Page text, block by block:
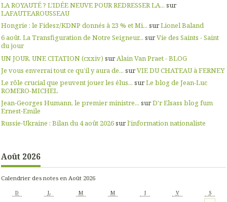
LA ROYAUTÉ ? L'IDÉE NEUVE POUR REDRESSER LA... sur
LAFAUTEAROUSSEAU
Hongrie : le Fidesz/KDNP donnés à 23 % et Mi... surLionel Baland
6 août. La Transfiguration de Notre Seigneur... surVie des Saints - Saint
du jour
UN JOUR, UNE CITATION (cxxiv) sur Alain Van Praet - BLOG
Je vous enverrai tout ce qu’il y aura de... surVIE DU CHATEAU à FERNEY
Le rôle crucial que peuvent jouer les élus... surLe blog de Jean-Luc
ROMERO-MICHEL
Jean-Georges Humann, le premier ministre... surD'r Elsass blog fum
Ernest-Emile
Russie-Ukraine : Bilan du 4 août 2026surl'information nationaliste
Août 2026
Calendrier des notes en Août 2026
D L M M J V S